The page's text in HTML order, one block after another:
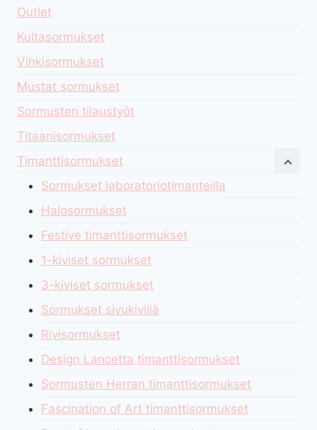
Outlet
Kultasormukset
Vihkisormukset
Mustat sormukset
Sormusten tilaustyöt
Titaanisormukset
Timanttisormukset
Sormukset laboratoriotimanteilla
Halosormukset
Festive timanttisormukset
1-kiviset sormukset
3-kiviset sormukset
Sormukset sivukivillä
Rivisormukset
Design Lancetta timanttisormukset
Sormusten Herran timanttisormukset
Fascination of Art timanttisormukset